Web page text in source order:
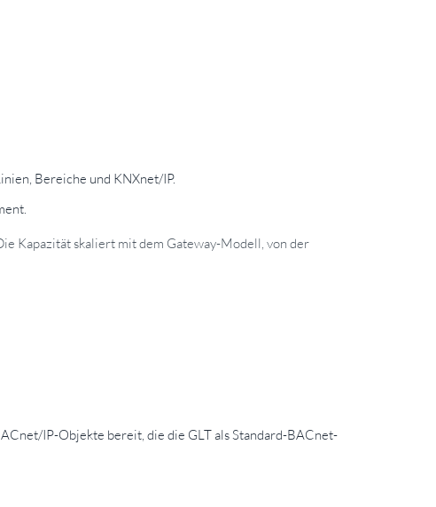
Bereiche und KNXnet/IP.
Kapazität skaliert mit dem Gateway-Modell, von der
IP-Objekte bereit, die die GLT als Standard-BACnet-